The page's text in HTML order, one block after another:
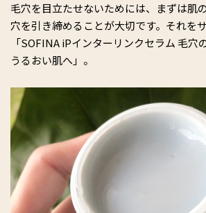
毛穴を目立たせないためには、まずは肌
穴を引き締めることが大切です。それを
「SOFINA iPインターリンクセラム 毛穴
うるおい肌へ」。